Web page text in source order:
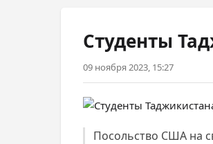
Студенты
09 ноября 2023, 15:27
Посольство США на